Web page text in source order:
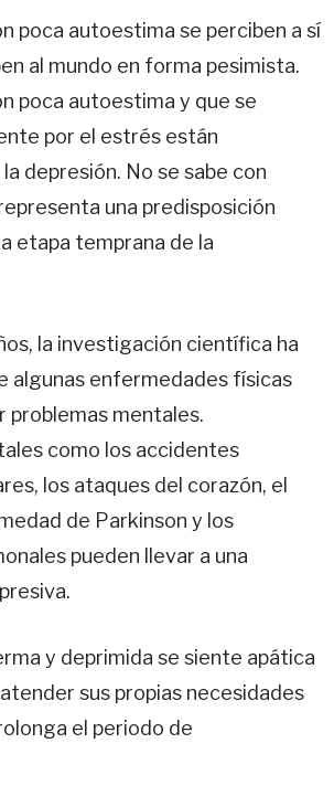
poca autoestima se perciben a sí
al mundo en forma pesimista.
poca autoestima y que se
por el estrés están
depresión. No se sabe con
una predisposición
etapa temprana de la
la investigación científica ha
algunas enfermedades físicas
problemas mentales.
como los accidentes
los ataques del corazón, el
de Parkinson y los
pueden llevar a una
y deprimida se siente apática
sus propias necesidades
el periodo de